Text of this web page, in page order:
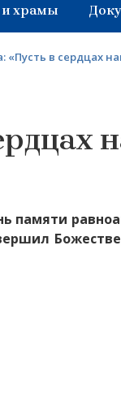
храмы
«Пусть в сердцах
памяти